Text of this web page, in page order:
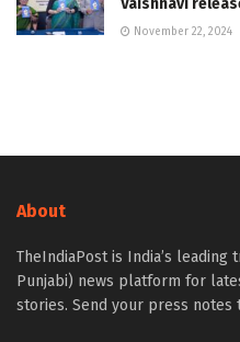
Vaishnavi
November 22, 2024
About
TheIndiaPost is India’s leading
Punjabi) news platform for
stories. Send your press notes